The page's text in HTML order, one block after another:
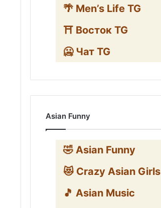
🌴 Men’s Life TG
⛩️ Восток TG
🥶 Чат TG
Asian Funny
🤣 Asian Funny
😻 Crazy Asian Girls
🎵 Asian Music